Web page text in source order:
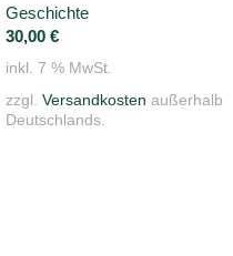
Geschichte
30,00 €
inkl. 7 % MwSt.
zzgl. Versandkosten außerhalb
Deutschlands.